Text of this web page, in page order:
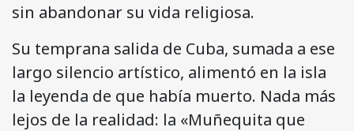
sin abandonar su vida religiosa.
Su temprana salida de Cuba, sumada a ese
largo silencio artístico, alimentó en la isla
la leyenda de que había muerto. Nada más
lejos de la realidad: la «Muñequita que